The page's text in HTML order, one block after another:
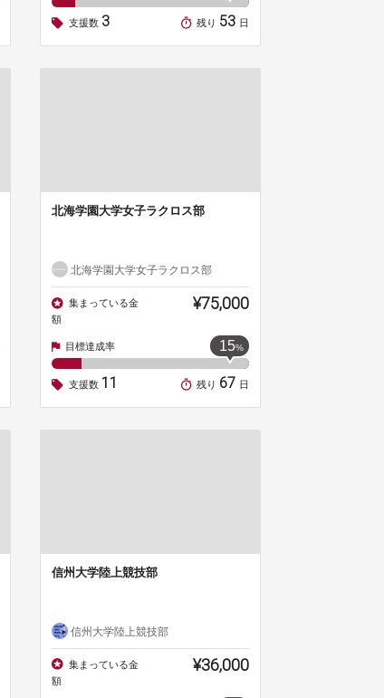
支援数 3 残り 53 日
北海学園大学女子ラクロス部
北海学園大学女子ラクロス部
集まっている金
額
¥75,000
目標達成率 15%
支援数 11 残り 67 日
信州大学陸上競技部
信州大学陸上競技部
集まっている金
額
¥36,000